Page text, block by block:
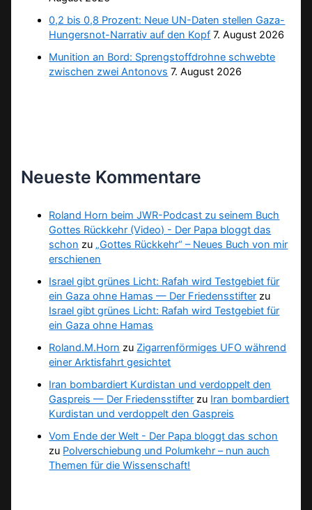
0,2 bis 0,8 Prozent: Neue UN-Daten stellen Gaza-
Hungersnot-Narrativ auf den Kopf 7. August 2026
Munition an Bord: Sprengstoffdrohne schwebte
zwischen zwei Antonovs 7. August 2026
Neueste Kommentare
Roland Horn beim JWR-Podcast zu seinem Buch
Gottes Rückkehr (Video) - Der Papa bloggt das
schon zu „Gottes Rückkehr“ – Neues Buch von mir
erschienen
Israel gibt grünes Licht: Rafah wird Testgebiet für
ein Gaza ohne Hamas — Der Friedensstifter zu
Israel gibt grünes Licht: Rafah wird Testgebiet für
ein Gaza ohne Hamas
Roland.M.Horn zu Zigarrenförmiges UFO während
einer Arktisfahrt gesichtet
Iran bombardiert Kurdistan und verdoppelt den
Gaspreis — Der Friedensstifter zu Iran bombardiert
Kurdistan und verdoppelt den Gaspreis
Vom Ende der Welt - Der Papa bloggt das schon
zu Polverschiebung und Polumkehr – nun auch
Themen für die Wissenschaft!